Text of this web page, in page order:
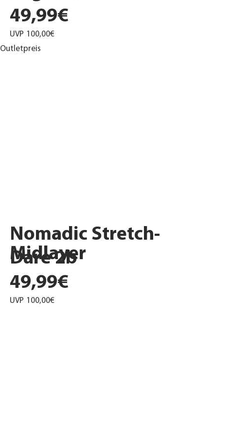
49,99€
UVP 100,00€
Nomadic Stretch-
Midlayer
Dare 2b
49,99€
UVP 100,00€
Outletpreis